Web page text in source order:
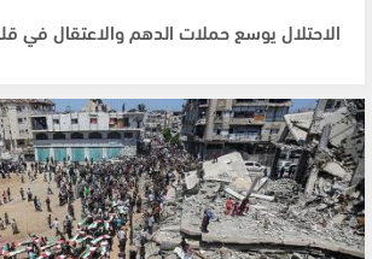
الاحتلال يوسع حملات الدهم والاعتقال في